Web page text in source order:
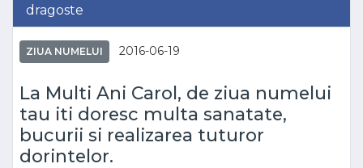
dragoste
ZIUA NUMELUI 2016-06-19
La Multi Ani Carol, de ziua numelui
tau iti doresc multa sanatate,
bucurii si realizarea tuturor
dorintelor.